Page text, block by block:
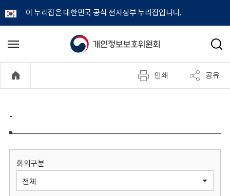
이 누리집은 대한민국 공식 전자정부 누리집입니다.
개
정
보
메
기
검
인쇄 공유
-
회의구분